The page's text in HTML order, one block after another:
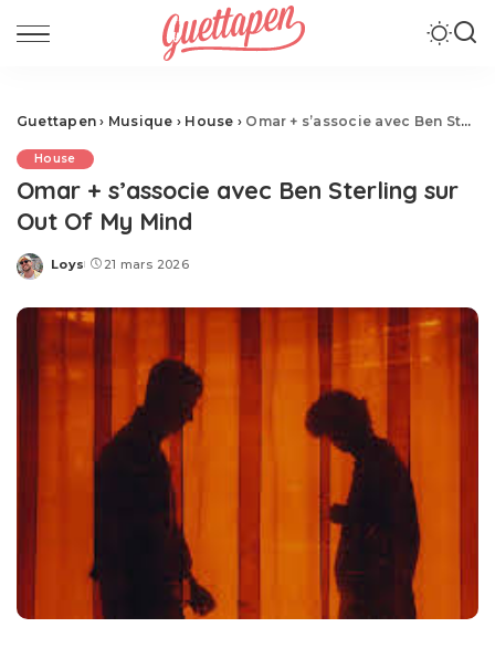
Guettapen › Musique › House › Omar + s’associe avec Ben Sterling sur Out Of My Mind
House
Omar + s’associe avec Ben Sterling sur
Out Of My Mind
Posted
Loys 21 mars 2026